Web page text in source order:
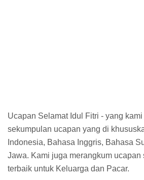
Ucapan Selamat Idul Fitri - yang
sekumpulan ucapan yang di
Indonesia, Bahasa Inggris, Bahasa
Jawa. Kami juga merangkum ucapan
terbaik untuk Keluarga dan Pacar.